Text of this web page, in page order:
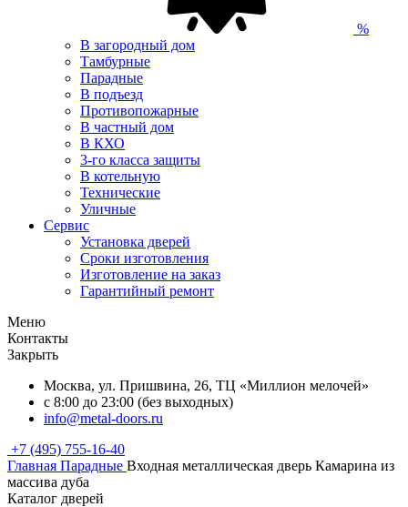
%
В загородный дом
Тамбурные
Парадные
В подъезд
Противопожарные
В частный дом
В КХО
3-го класса защиты
В котельную
Технические
Уличные
Сервис
Установка дверей
Сроки изготовления
Изготовление на заказ
Гарантийный ремонт
Меню
Контакты
Закрыть
Москва, ул. Пришвина, 26, ТЦ «Миллион мелочей»
с 8:00 до 23:00 (без выходных)
info@metal-doors.ru
+7 (495) 755-16-40
Главная Парадные Входная металлическая дверь Камарина из
массива дуба
Каталог дверей